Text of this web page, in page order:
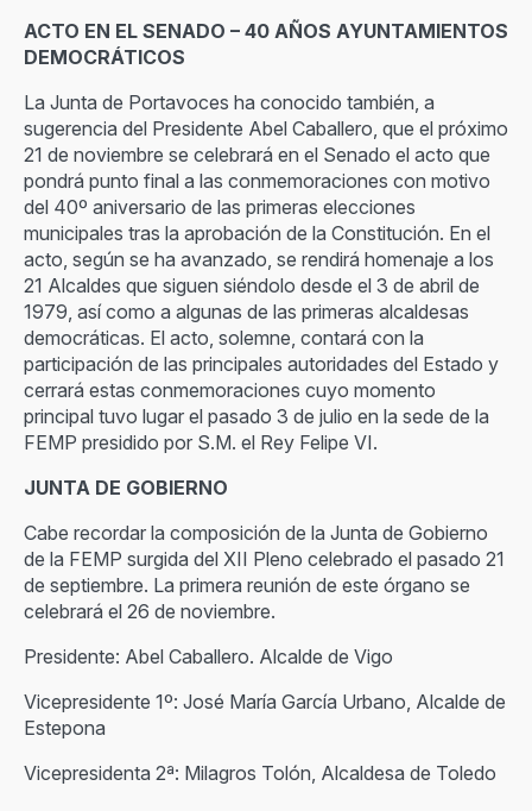
ACTO EN EL SENADO – 40 AÑOS AYUNTAMIENTOS
DEMOCRÁTICOS
La Junta de Portavoces ha conocido también, a
sugerencia del Presidente Abel Caballero, que el próximo
21 de noviembre se celebrará en el Senado el acto que
pondrá punto final a las conmemoraciones con motivo
del 40º aniversario de las primeras elecciones
municipales tras la aprobación de la Constitución. En el
acto, según se ha avanzado, se rendirá homenaje a los
21 Alcaldes que siguen siéndolo desde el 3 de abril de
1979, así como a algunas de las primeras alcaldesas
democráticas. El acto, solemne, contará con la
participación de las principales autoridades del Estado y
cerrará estas conmemoraciones cuyo momento
principal tuvo lugar el pasado 3 de julio en la sede de la
FEMP presidido por S.M. el Rey Felipe VI.
JUNTA DE GOBIERNO
Cabe recordar la composición de la Junta de Gobierno
de la FEMP surgida del XII Pleno celebrado el pasado 21
de septiembre. La primera reunión de este órgano se
celebrará el 26 de noviembre.
Presidente: Abel Caballero. Alcalde de Vigo
Vicepresidente 1º: José María García Urbano, Alcalde de
Estepona
Vicepresidenta 2ª: Milagros Tolón, Alcaldesa de Toledo